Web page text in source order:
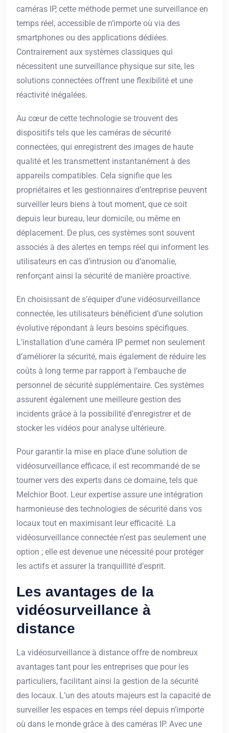
caméras IP, cette méthode permet une surveillance en
temps réel, accessible de n’importe où via des
smartphones ou des applications dédiées.
Contrairement aux systèmes classiques qui
nécessitent une surveillance physique sur site, les
solutions connectées offrent une flexibilité et une
réactivité inégalées.
Au cœur de cette technologie se trouvent des
dispositifs tels que les caméras de sécurité
connectées, qui enregistrent des images de haute
qualité et les transmettent instantanément à des
appareils compatibles. Cela signifie que les
propriétaires et les gestionnaires d’entreprise peuvent
surveiller leurs biens à tout moment, que ce soit
depuis leur bureau, leur domicile, ou même en
déplacement. De plus, ces systèmes sont souvent
associés à des alertes en temps réel qui informent les
utilisateurs en cas d’intrusion ou d’anomalie,
renforçant ainsi la sécurité de manière proactive.
En choisissant de s’équiper d’une vidéosurveillance
connectée, les utilisateurs bénéficient d’une solution
évolutive répondant à leurs besoins spécifiques.
L’installation d’une caméra IP permet non seulement
d’améliorer la sécurité, mais également de réduire les
coûts à long terme par rapport à l’embauche de
personnel de sécurité supplémentaire. Ces systèmes
assurent également une meilleure gestion des
incidents grâce à la possibilité d’enregistrer et de
stocker les vidéos pour analyse ultérieure.
Pour garantir la mise en place d’une solution de
vidéosurveillance efficace, il est recommandé de se
tourner vers des experts dans ce domaine, tels que
Melchior Boot. Leur expertise assure une intégration
harmonieuse des technologies de sécurité dans vos
locaux tout en maximisant leur efficacité. La
vidéosurveillance connectée n’est pas seulement une
option ; elle est devenue une nécessité pour protéger
les actifs et assurer la tranquillité d’esprit.
Les avantages de la
vidéosurveillance à
distance
La vidéosurveillance à distance offre de nombreux
avantages tant pour les entreprises que pour les
particuliers, facilitant ainsi la gestion de la sécurité
des locaux. L’un des atouts majeurs est la capacité de
surveiller les espaces en temps réel depuis n’importe
où dans le monde grâce à des caméras IP. Avec une